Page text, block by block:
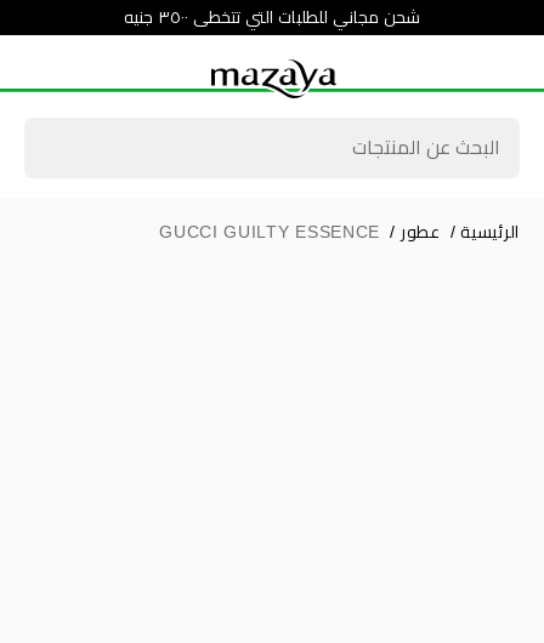
شحن مجاني للطلبات التي تتخطى ٣٥٠٠ جنيه
الرئيسية / عطور /
GUCCI GUILTY ESSENCE